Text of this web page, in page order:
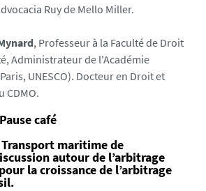
Ruy de Mello Miller.
, Professeur à la Faculté de Droit
Administrateur de l'Académie
UNESCO). Docteur en Droit et
CDMO.
café
maritime de
autour de l’arbitrage
la croissance de l’arbitrage